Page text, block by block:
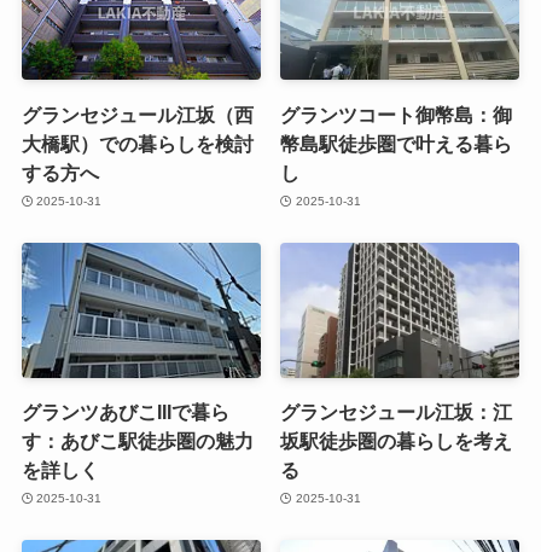
グランセジュール江坂（西
大橋駅）での暮らしを検討
する方へ
2025-10-31
グランツコート御幣島：御
幣島駅徒歩圏で叶える暮ら
し
2025-10-31
グランツあびこIIIで暮ら
す：あびこ駅徒歩圏の魅力
を詳しく
2025-10-31
グランセジュール江坂：江
坂駅徒歩圏の暮らしを考え
る
2025-10-31